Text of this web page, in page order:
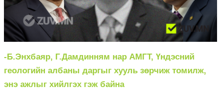
-Б.Энхбаяр, Г.Дамдинням нар АМГТ, Үндэсний
геологийн албаны даргыг хууль зөрчиж томилж,
энэ ажлыг хийлгэх гэж байна